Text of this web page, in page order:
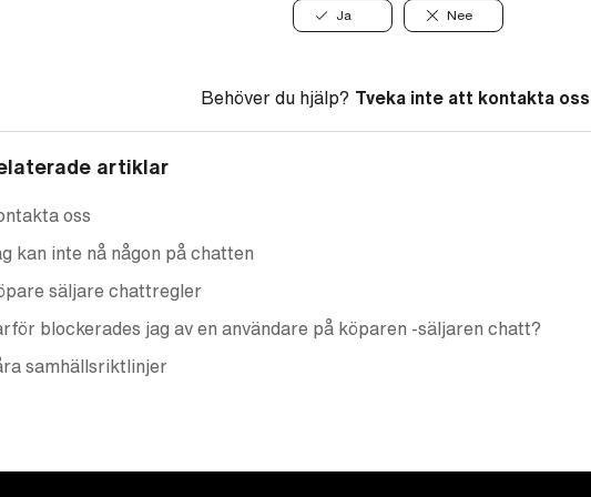
Ja Nee
Behöver du hjälp? Tveka inte att kontakta oss
artiklar
oss
kan inte nå någon på chatten
säljare chattregler
blockerades jag av en användare på köparen -säljaren chatt?
samhällsriktlinjer